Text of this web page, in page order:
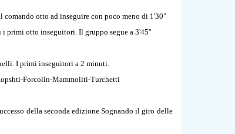
otto ad inseguire con poco meno di 1'30"
primi otto inseguitori. Il gruppo segue a 3'45''
I primi inseguitori a 2 minuti.
Forcolin-Mammoliti-Turchetti
della seconda edizione Sognando il giro delle